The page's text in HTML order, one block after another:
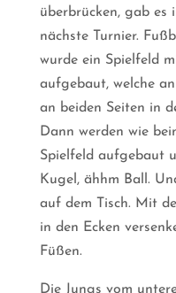
überbrücken, gab es
nächste Turnier.
wurde ein Spielfeld
aufgebaut, welche
an beiden Seiten in
Dann werden wie
Spielfeld aufgebaut
Kugel, ähhm Ball.
auf dem Tisch. Mit
in den Ecken
Füßen.
Die Jungs vom